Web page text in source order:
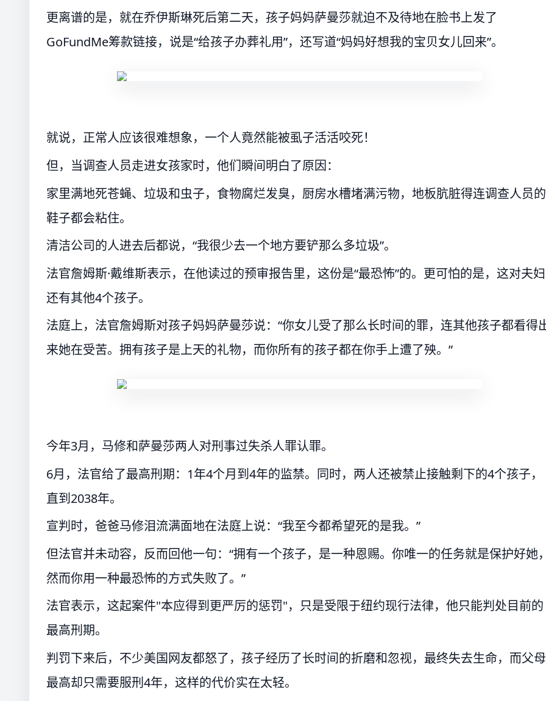
更离谱的是，就在乔伊斯琳死后第二天，孩子妈妈萨曼莎就迫不及待地在脸书上发了
GoFundMe筹款链接，说是“给孩子办葬礼用”，还写道“妈妈好想我的宝贝女儿回来”。
就说，正常人应该很难想象，一个人竟然能被虱子活活咬死！
但，当调查人员走进女孩家时，他们瞬间明白了原因：
家里满地死苍蝇、垃圾和虫子，食物腐烂发臭，厨房水槽堵满污物，地板肮脏得连调查人员的
鞋子都会粘住。
清洁公司的人进去后都说，“我很少去一个地方要铲那么多垃圾”。
法官詹姆斯·戴维斯表示，在他读过的预审报告里，这份是“最恐怖”的。更可怕的是，这对夫妇
还有其他4个孩子。
法庭上，法官詹姆斯对孩子妈妈萨曼莎说：“你女儿受了那么长时间的罪，连其他孩子都看得
来她在受苦。拥有孩子是上天的礼物，而你所有的孩子都在你手上遭了殃。”
今年3月，马修和萨曼莎两人对刑事过失杀人罪认罪。
6月，法官给了最高刑期：1年4个月到4年的监禁。同时，两人还被禁止接触剩下的4个孩子，
直到2038年。
宣判时，爸爸马修泪流满面地在法庭上说：“我至今都希望死的是我。”
但法官并未动容，反而回他一句：“拥有一个孩子，是一种恩赐。你唯一的任务就是保护好她
然而你用一种最恐怖的方式失败了。”
法官表示，这起案件"本应得到更严厉的惩罚"，只是受限于纽约现行法律，他只能判处目前的
最高刑期。
判罚下来后，不少美国网友都怒了，孩子经历了长时间的折磨和忽视，最终失去生命，而父母
最高却只需要服刑4年，这样的代价实在太轻。